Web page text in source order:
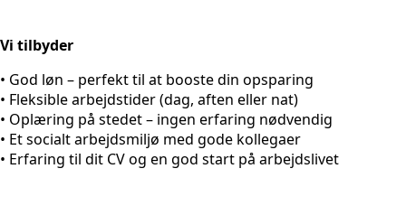
Vi tilbyder
• God løn – perfekt til at booste din opsparing
• Fleksible arbejdstider (dag, aften eller nat)
• Oplæring på stedet – ingen erfaring nødvendig
• Et socialt arbejdsmiljø med gode kollegaer
• Erfaring til dit CV og en god start på arbejdslivet